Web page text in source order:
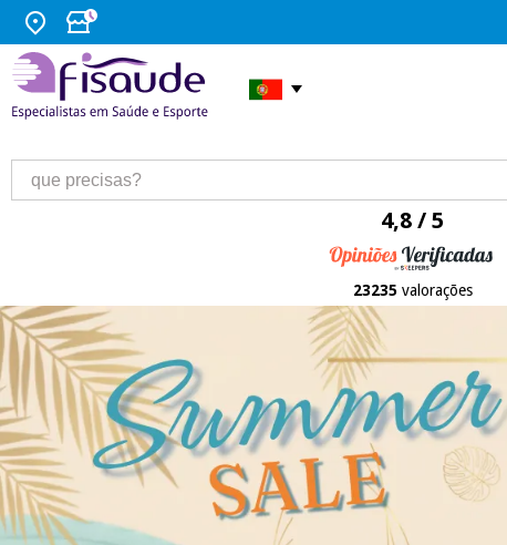
4,8 / 5
23235 valorações